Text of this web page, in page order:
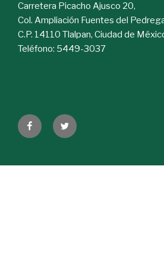
Carretera Picacho Ajusco 20,
Col. Ampliación Fuentes del
C.P. 14110 Tlalpan, Ciudad de
Teléfono: 5449-3037
FacebookTwitter